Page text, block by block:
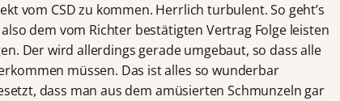
vom CSD zu kommen. Herrlich turbulent. So geht’s
dem vom Richter bestätigten Vertrag Folge leisten
Der wird allerdings gerade umgebaut, so dass alle
müssen. Das ist alles so wunderbar
dass man aus dem amüsierten Schmunzeln gar